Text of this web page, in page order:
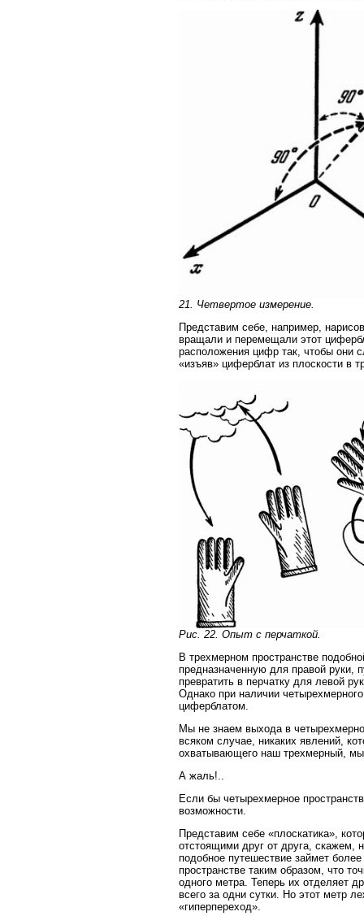
21. Четвертое измерение.
Представим себе, например,
вращали и перемещали этот
расположения цифр так, чтобы они
«изъяв» циферблат из плоскости в
Рис. 22. Опыт с перчаткой.
В трехмерном пространстве
предназначенную для правой руки,
превратить в перчатку для левой
Однако при наличии
циферблатом.
Мы не знаем выхода в
всяком случае, никаких явлений,
охватывающего наш трехмерный,
А жаль!..
Если бы четырехмерное
возможности.
Представим себе «плоскатика»,
отстоящими друг от друга, скажем,
подобное путешествие займет
пространстве таким образом, что
одного метра. Теперь их отделяет
всего за одни сутки. Но этот метр
«гиперпереход».